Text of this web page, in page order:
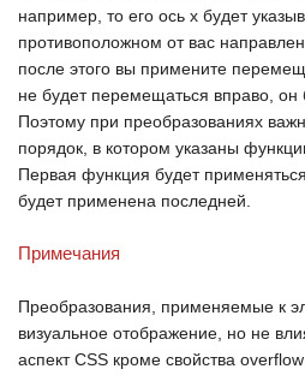
например, то его ось х будет
противоположном от вас
после этого вы примените
не будет перемещаться вправо, он
Поэтому при преобразованиях
порядок, в котором указаны
Первая функция будет
будет применена последней.
Примечания
Преобразования, применяемые к
визуальное отображение, но не
аспектCSS кроме свойства overflow